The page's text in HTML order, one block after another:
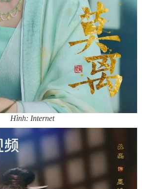
Hình: Internet